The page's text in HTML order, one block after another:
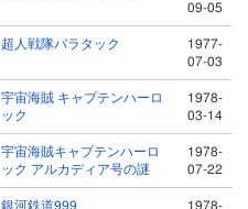
09-05
超人戦隊バラタック
1977-
07-03
宇宙海賊 キャプテンハーロ
ック
1978-
03-14
宇宙海賊キャプテンハーロ
ック アルカディア号の謎
1978-
07-22
銀河鉄道999
1978-